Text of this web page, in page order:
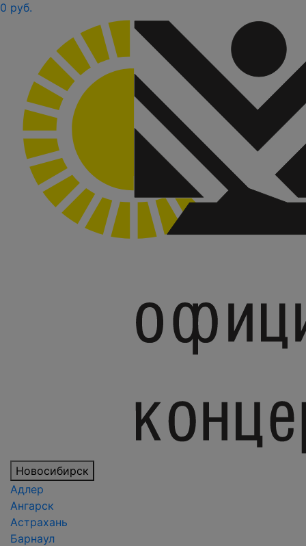
0 руб.
Новосибирск
Адлер
Ангарск
Астрахань
Барнаул